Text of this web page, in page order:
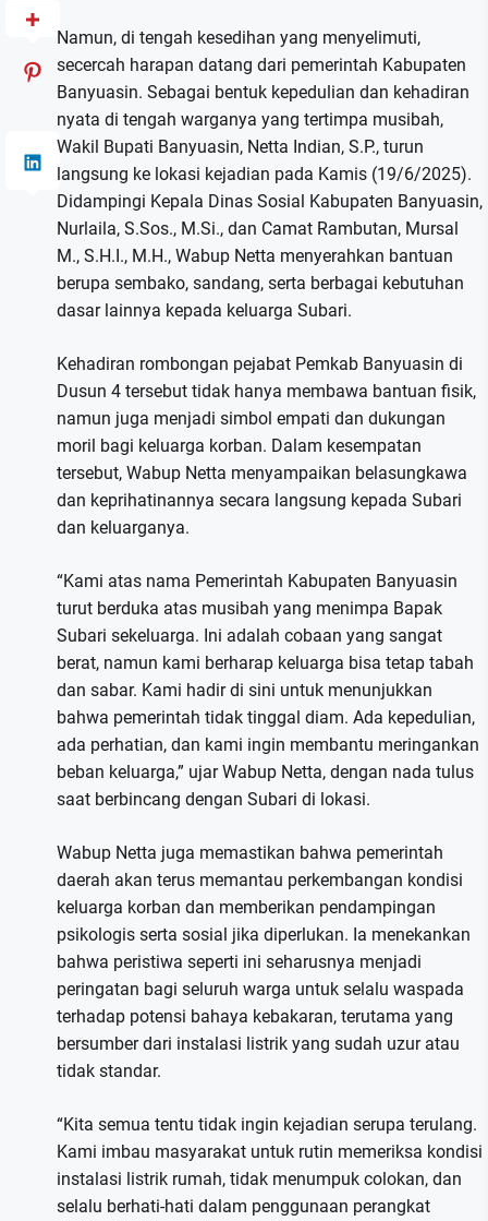
Namun, di tengah kesedihan yang menyelimuti,
secercah harapan datang dari pemerintah Kabupaten
Banyuasin. Sebagai bentuk kepedulian dan kehadiran
nyata di tengah warganya yang tertimpa musibah,
Wakil Bupati Banyuasin, Netta Indian, S.P., turun
langsung ke lokasi kejadian pada Kamis (19/6/2025).
Didampingi Kepala Dinas Sosial Kabupaten Banyuasin,
Nurlaila, S.Sos., M.Si., dan Camat Rambutan, Mursal
M., S.H.I., M.H., Wabup Netta menyerahkan bantuan
berupa sembako, sandang, serta berbagai kebutuhan
dasar lainnya kepada keluarga Subari.
Kehadiran rombongan pejabat Pemkab Banyuasin di
Dusun 4 tersebut tidak hanya membawa bantuan fisik,
namun juga menjadi simbol empati dan dukungan
moril bagi keluarga korban. Dalam kesempatan
tersebut, Wabup Netta menyampaikan belasungkawa
dan keprihatinannya secara langsung kepada Subari
dan keluarganya.
“Kami atas nama Pemerintah Kabupaten Banyuasin
turut berduka atas musibah yang menimpa Bapak
Subari sekeluarga. Ini adalah cobaan yang sangat
berat, namun kami berharap keluarga bisa tetap tabah
dan sabar. Kami hadir di sini untuk menunjukkan
bahwa pemerintah tidak tinggal diam. Ada kepedulian,
ada perhatian, dan kami ingin membantu meringankan
beban keluarga,” ujar Wabup Netta, dengan nada tulus
saat berbincang dengan Subari di lokasi.
Wabup Netta juga memastikan bahwa pemerintah
daerah akan terus memantau perkembangan kondisi
keluarga korban dan memberikan pendampingan
psikologis serta sosial jika diperlukan. Ia menekankan
bahwa peristiwa seperti ini seharusnya menjadi
peringatan bagi seluruh warga untuk selalu waspada
terhadap potensi bahaya kebakaran, terutama yang
bersumber dari instalasi listrik yang sudah uzur atau
tidak standar.
“Kita semua tentu tidak ingin kejadian serupa terulang.
Kami imbau masyarakat untuk rutin memeriksa kondisi
instalasi listrik rumah, tidak menumpuk colokan, dan
selalu berhati-hati dalam penggunaan perangkat